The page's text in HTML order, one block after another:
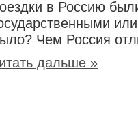
в Россию
Чем Россия
дальше »